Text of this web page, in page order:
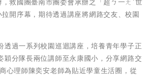
開序幕，期待透過講座將網路交友、校園
過一系列校園巡迴講座，培養青年學子正
分隊長兩位講師至永康國小，分享網路交
心理師陳奕安老師為貼近學童生活圈，從